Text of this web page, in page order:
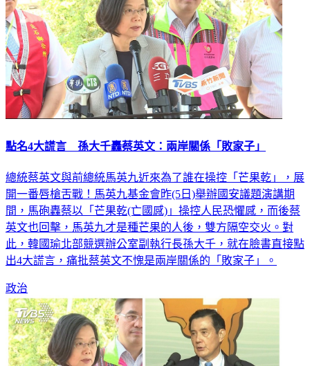
點名4大謊言 孫大千轟蔡英文：兩岸關係「敗家子」
總統蔡英文與前總統馬英九近來為了誰在操控「芒果乾」，展
開一番唇槍舌戰！馬英九基金會昨(5日)舉辦國安議題演講期
間，馬砲轟蔡以「芒果乾(亡國感)」操控人民恐懼感，而後蔡
英文也回擊，馬英九才是種芒果的人後，雙方隔空交火。對
此，韓國瑜北部競選辦公室副執行長孫大千，就在臉書直接點
出4大謊言，痛批蔡英文不愧是兩岸關係的「敗家子」。
政治